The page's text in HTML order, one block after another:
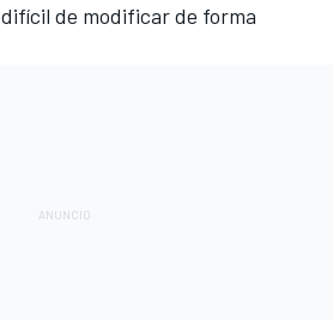
de modificar de forma